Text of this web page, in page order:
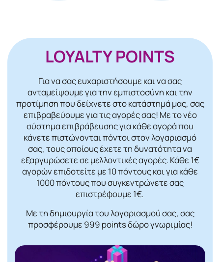
LOYALTY POINTS
Για να σας ευχαριστήσουμε και να σας
ανταμείψουμε για την εμπιστοσύνη και την
προτίμηση που δείχνετε στο κατάστημά μας, σας
επιβραβεύουμε για τις αγορές σας! Mε το νέο
σύστημα επιβράβευσης για κάθε αγορά που
κάνετε πιστώνονται πόντοι στον λογαριασμό
σας, τους οποίους έχετε τη δυνατότητα να
εξαργυρώσετε σε μελλοντικές αγορές. Κάθε 1€
αγορών επιδοτείτε με 10 πόντους και για κάθε
1000 πόντους που συγκεντρώνετε σας
επιστρέφουμε 1€.
Με τη δημιουργία του λογαριασμού σας, σας
προσφέρουμε 999 points δώρο γνωριμίας!